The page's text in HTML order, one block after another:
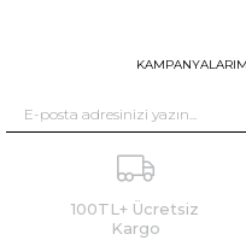
100TL+ Ücretsiz
Kargo